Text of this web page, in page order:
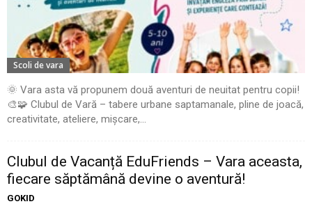
Scoli de vara
🌞 Vara asta vă propunem două aventuri de neuitat pentru copii!
🎨🧩 Clubul de Vară – tabere urbane saptamanale, pline de joacă,
creativitate, ateliere, mișcare,...
Clubul de Vacanță EduFriends – Vara aceasta,
fiecare săptămână devine o aventură!
GOKID